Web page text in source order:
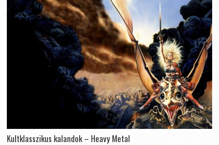
Kultklasszikus kalandok – Heavy Metal